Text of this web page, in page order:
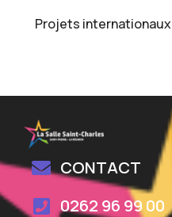
Projets internationaux
CONTACT
0262 96 99 00